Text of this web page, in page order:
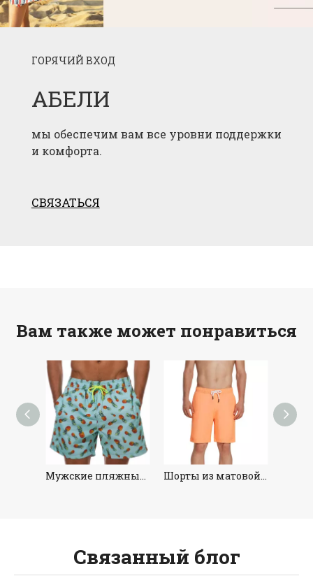
ГОРЯЧИЙ ВХОД
АБЕЛИ
мы обеспечим вам все уровни поддержки
и комфорта.
СВЯЗАТЬСЯ
Вам также может понравиться
Мужские пляжные шорты Trunk Quick Dry Шорты из матовой микроткани
Связанный блог